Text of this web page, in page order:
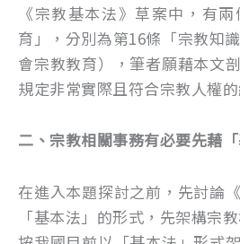
《宗教基本法》草案中，有
育」，分別為第16條「宗教知
會宗教教育），筆者願藉本文
規定非常實際且符合宗教人權的
二、宗教相關事務有必要先藉
在進入本題探討之前，先討論
「基本法」的形式，先架構宗